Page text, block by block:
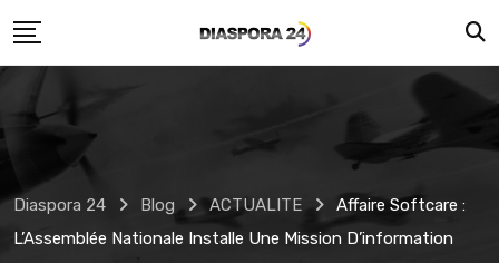
to
Diaspora 24 Blog ACTUALITE
Affaire Softcare :
L’Assemblée Nationale Installe Une Mission D’information